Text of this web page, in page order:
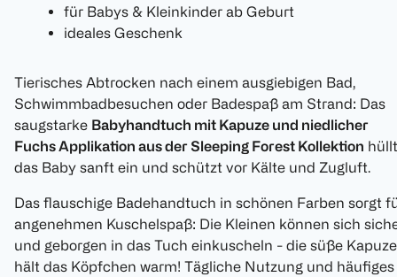
für Babys & Kleinkinder ab Geburt
ideales Geschenk
Tierisches Abtrocken nach einem ausgiebigen Bad,
Schwimmbadbesuchen oder Badespaß am Strand: Das
saugstarke Babyhandtuch mit Kapuze und niedlicher
Fuchs Applikation aus der Sleeping Forest Kollektion hüllt
das Baby sanft ein und schützt vor Kälte und Zugluft.
Das flauschige Badehandtuch in schönen Farben sorgt
angenehmen Kuschelspaß: Die Kleinen können sich
und geborgen in das Tuch einkuscheln - die süße Kapuze
hält das Köpfchen warm! Tägliche Nutzung und häufiges